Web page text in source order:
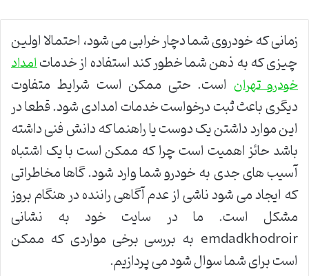
زمانی که خودروی شما دچار خرابی می شود، احتمالا اولین
چیزی که به ذهن شما خطور کند استفاده از خدماتامداد
خودرو تهران است. حتی ممکن است شرایط متفاوت
دیگری باعث ثبت درخواست خدمات امدادی شود. قطعا در
این موارد داشتن یک دوست یا راهنما که دانش فنی داشته
باشد حائز اهمیت است چرا که ممکن است با یک اشتباه
آسیب های جدی به خودرو شما وارد شود. گاها مخاطراتی
که ایجاد می شود ناشی از عدم آگاهی راننده در هنگام بروز
مشکل است. ما در سایت خود به نشانی
emdadkhodroir به بررسی برخی مواردی که ممکن
است برای شما سوال شود می پردازیم.